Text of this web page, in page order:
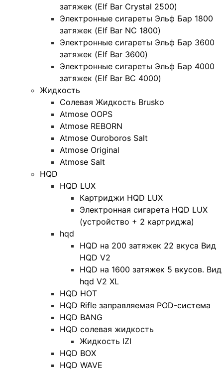
затяжек (Elf Bar Crystal 2500)
Электронные сигареты Эльф Бар 1800
затяжек (Elf Bar NC 1800)
Электронные сигареты Эльф Бар 3600
затяжек (Elf Bar 3600)
Электронные сигареты Эльф Бар 4000
затяжек (Elf Bar BC 4000)
Жидкость
Солевая Жидкость Brusko
Atmose OOPS
Atmose REBORN
Atmose Ouroboros Salt
Atmose Original
Atmose Salt
HQD
HQD LUX
Картриджи HQD LUX
Электронная сигарета HQD LUX
(устройство + 2 картриджа)
hqd
HQD на 200 затяжек 22 вкуса Вид
HQD V2
HQD на 1600 затяжек 5 вкусов. Вид
hqd V2 XL
HQD HOT
HQD Rifle заправляемая POD-система
HQD BANG
HQD солевая жидкость
Жидкость IZI
HQD BOX
HQD WAVE